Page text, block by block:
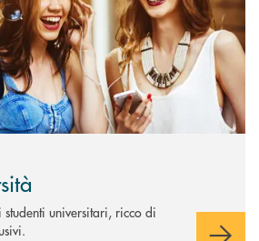
universitari, ricco di